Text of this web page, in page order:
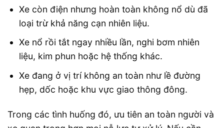
Xe còn điện nhưng hoàn toàn không nổ dù đã
loại trừ khả năng cạn nhiên liệu.
Xe nổ rồi tắt ngay nhiều lần, nghi bơm nhiên
liệu, kim phun hoặc hệ thống khác.
Xe đang ở vị trí không an toàn như lề đường
hẹp, dốc hoặc khu vực giao thông đông.
Trong các tình huống đó, ưu tiên an toàn người và